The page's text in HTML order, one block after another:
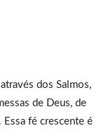
dos Salmos,
de Deus, de
Essa fé crescente é